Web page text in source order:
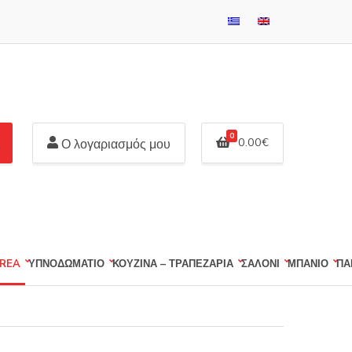
Ο λογαριασμός μου 0 0.00€
ΥΠΝΟΔΩΜΑΤΙΟ ΚΟΥΖΙΝΑ – ΤΡΑΠΕΖΑΡΙΑ ΣΑΛΟΝΙ ΜΠΑΝΙΟ